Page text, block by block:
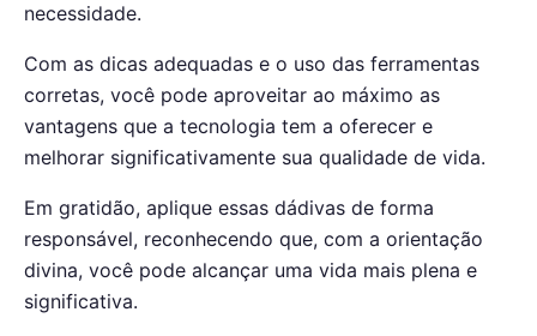
necessidade.
Com as dicas adequadas e o uso das ferramentas
corretas, você pode aproveitar ao máximo as
vantagens que a tecnologia tem a oferecer e
melhorar significativamente sua qualidade de vida.
Em gratidão, aplique essas dádivas de forma
responsável, reconhecendo que, com a orientação
divina, você pode alcançar uma vida mais plena e
significativa.